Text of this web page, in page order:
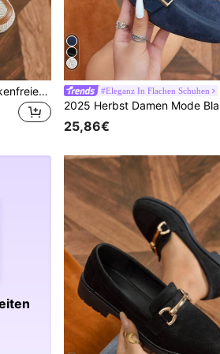
Damen atmungsaktive rückenfreie Mules Flats, Kontrastfarbenes Design mit geschlossener Zehenpartie und niedrigem Absatz, beige Leinenschuhe für Frühling/Sommer #Eleganz In Flachen Schuhen
25,86€